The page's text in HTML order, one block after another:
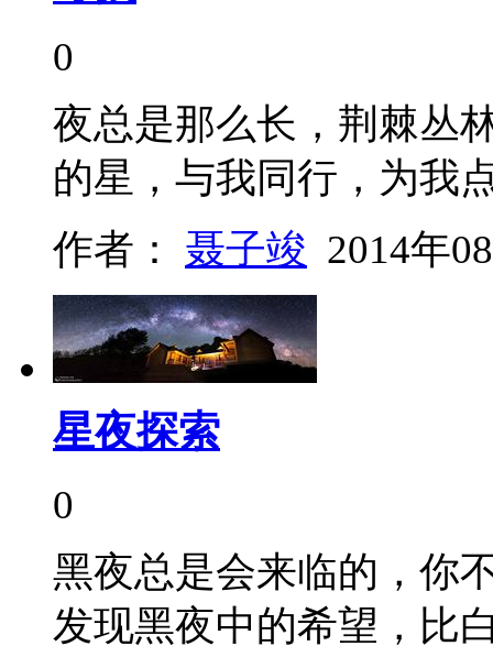
0
夜总是那么长，荆棘丛
的星，与我同行，为我
作者： 聂子竣 2014年
星夜探索
0
黑夜总是会来临的，你
发现黑夜中的希望，比